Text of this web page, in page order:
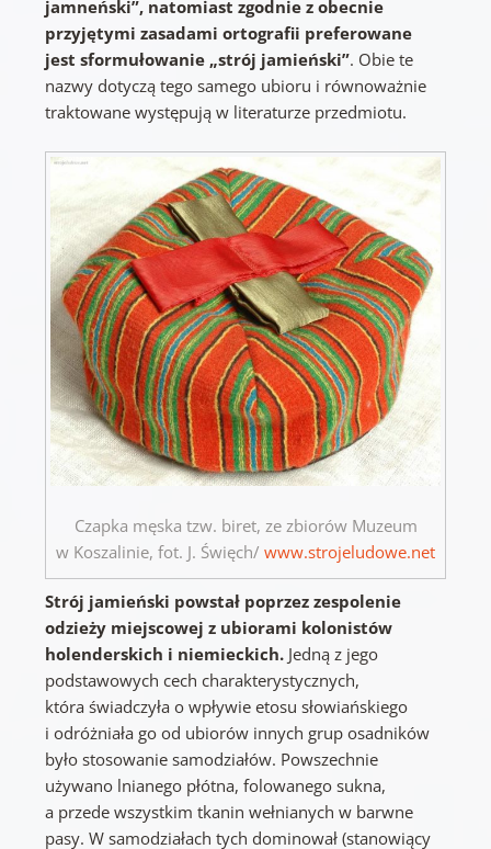
jamneński”, natomiast zgodnie z obecnie
przyjętymi zasadami ortografii preferowane
jest sformułowanie „strój jamieński”. Obie te
nazwy dotyczą tego samego ubioru i równoważnie
traktowane występują w literaturze przedmiotu.
Czapka męska tzw. biret, ze zbiorów Muzeum
w Koszalinie, fot. J. Święch/ www.strojeludowe.net
Strój jamieński powstał poprzez zespolenie
odzieży miejscowej z ubiorami kolonistów
holenderskich i niemieckich. Jedną z jego
podstawowych cech charakterystycznych,
która świadczyła o wpływie etosu słowiańskiego
i odróżniała go od ubiorów innych grup osadników
było stosowanie samodziałów. Powszechnie
używano lnianego płótna, folowanego sukna,
a przede wszystkim tkanin wełnianych w barwne
pasy. W samodziałach tych dominował (stanowiący